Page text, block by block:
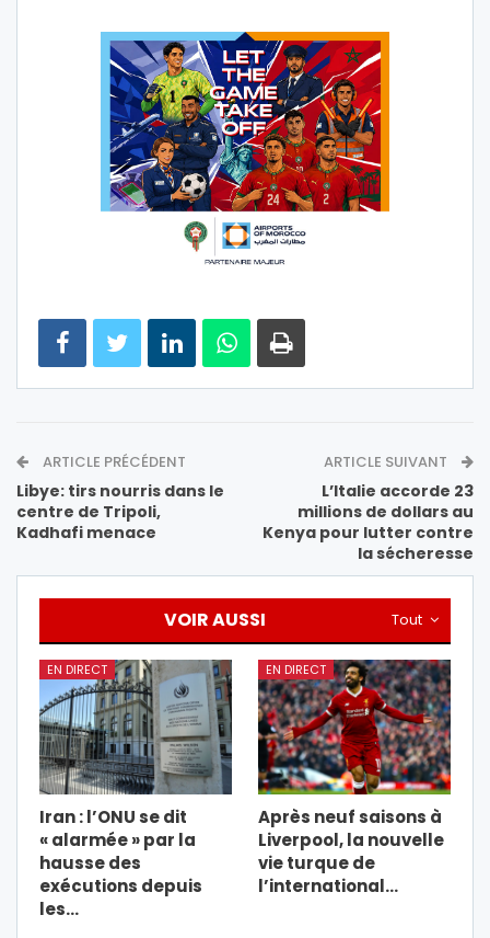
ARTICLE PRÉCÉDENT
Libye: tirs nourris dans le
centre de Tripoli,
Kadhafi menace
ARTICLE SUIVANT
L’Italie accorde 23
millions de dollars au
Kenya pour lutter contre
la sécheresse
Tout
VOIR AUSSI
EN DIRECT
Iran : l’ONU se dit
« alarmée » par la
hausse des
exécutions depuis
les…
EN DIRECT
Après neuf saisons à
Liverpool, la nouvelle
vie turque de
l’international…